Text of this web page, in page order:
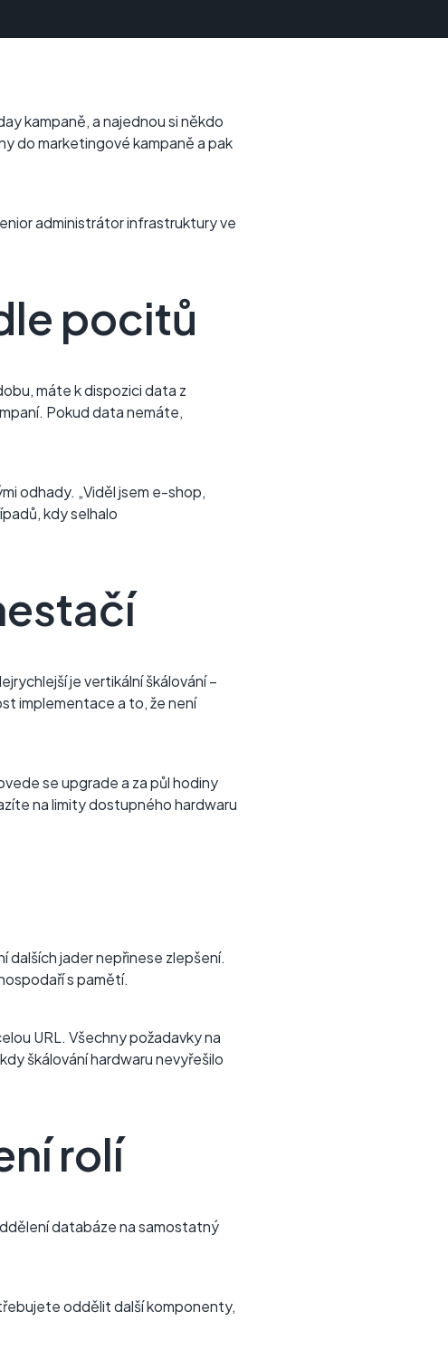
kampaně, a najednou si někdo
do marketingové kampaně a pak
administrátor infrastruktury ve
pocitů
máte k dispozici data z
Pokud data nemáte,
odhady. „Viděl jsem e-shop,
kdy selhalo
je vertikální škálování –
implementace a to, že není
se upgrade a za půl hodiny
na limity dostupného hardwaru
dalších jader nepřinese zlepšení.
s pamětí.
URL. Všechny požadavky na
škálování hardwaru nevyřešilo
rolí
databáze na samostatný
oddělit další komponenty,